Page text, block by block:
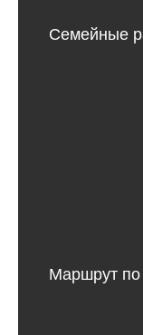
Семейные
Маршрут